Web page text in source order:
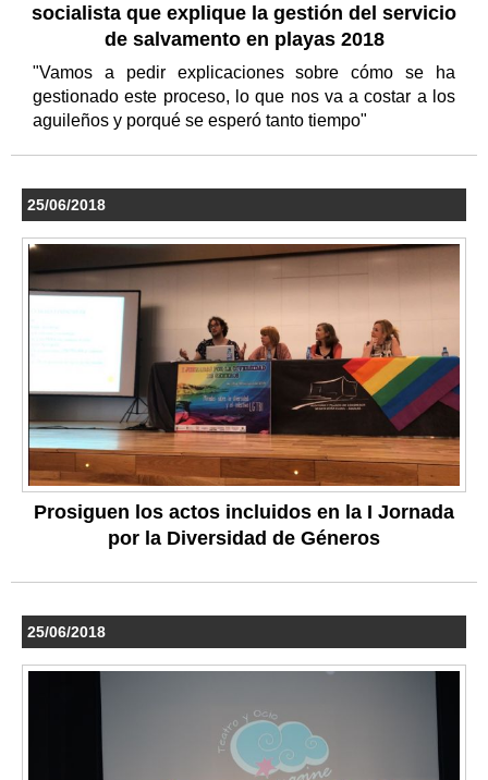
socialista que explique la gestión del servicio
de salvamento en playas 2018
"Vamos a pedir explicaciones sobre cómo se ha
gestionado este proceso, lo que nos va a costar a los
aguileños y porqué se esperó tanto tiempo"
25/06/2018
Prosiguen los actos incluidos en la I Jornada
por la Diversidad de Géneros
25/06/2018